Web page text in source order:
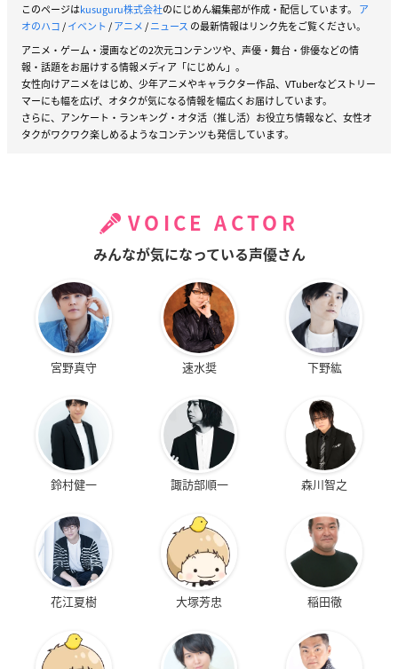
このページはkusuguru株式会社のにじめん編集部が作成・配信しています。 ア
オのハコ/イベント /アニメ/ニュース の最新情報はリンク先をご覧ください。
アニメ・ゲーム・漫画などの2次元コンテンツや、声優・舞台・俳優などの情
報・話題をお届けする情報メディア「にじめん」。
女性向けアニメをはじめ、少年アニメやキャラクター作品、VTuberなどストリー
マーにも幅を広げ、オタクが気になる情報を幅広くお届けしています。
さらに、アンケート・ランキング・オタ活（推し活）お役立ち情報など、女性オ
タクがワクワク楽しめるようなコンテンツも発信しています。
VOICE ACTOR
みんなが気になっている声優さん
宮野真守 速水奨 下野紘
鈴村健一 諏訪部順一 森川智之
花江夏樹 大塚芳忠 稲田徹